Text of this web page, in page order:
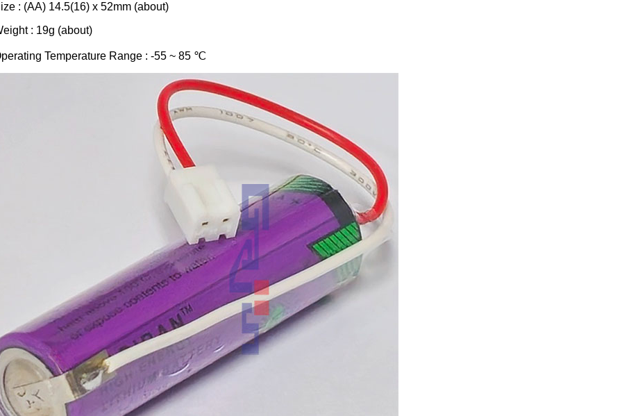
: (AA) 14.5(16) x 52mm (about)
: 19g (about)
Temperature Range : -55 ~ 85 ℃